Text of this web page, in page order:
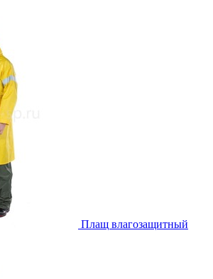
Плащ влагозащитный